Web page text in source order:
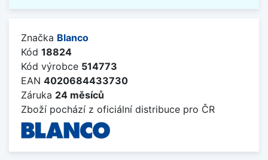
Značka Blanco
Kód 18824
Kód výrobce 514773
EAN 4020684433730
Záruka 24 měsíců
Zboží pochází z oficiální distribuce pro ČR